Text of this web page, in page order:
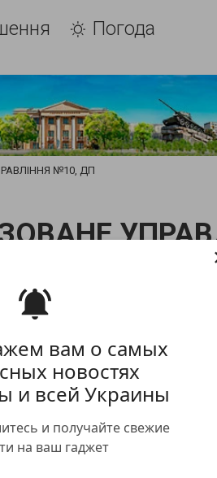
вам о самых
новостях
и всей Украины
и получайте свежие
на ваш гаджет
Погода
№10, ДП